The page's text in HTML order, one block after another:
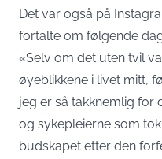
Det var også på
fortalte om følgende
«Selv om det uten tvil
øyeblikkene i livet mitt,
jeg er så takknemlig for
og sykepleierne som
budskapet etter den